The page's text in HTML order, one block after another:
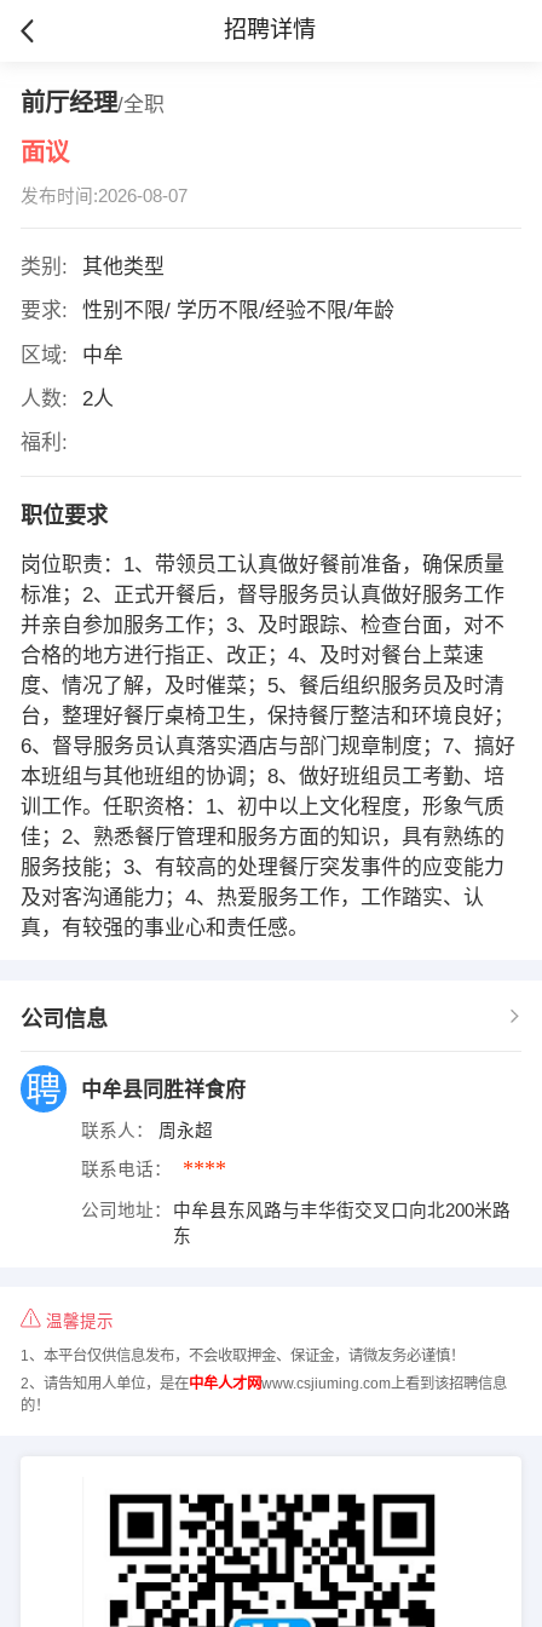
招聘详情
前厅经理/全职
面议
发布时间:2026-08-07
类别:
其他类型
要求:
性别不限/ 学历不限/经验不限/年龄
区域:
中牟
人数:
2人
福利:
职位要求
岗位职责：1、带领员工认真做好餐前准备，确保质量
标准；2、正式开餐后，督导服务员认真做好服务工作
并亲自参加服务工作；3、及时跟踪、检查台面，对不
合格的地方进行指正、改正；4、及时对餐台上菜速
度、情况了解，及时催菜；5、餐后组织服务员及时清
台，整理好餐厅桌椅卫生，保持餐厅整洁和环境良好；
6、督导服务员认真落实酒店与部门规章制度；7、搞好
本班组与其他班组的协调；8、做好班组员工考勤、培
训工作。任职资格：1、初中以上文化程度，形象气质
佳；2、熟悉餐厅管理和服务方面的知识，具有熟练的
服务技能；3、有较高的处理餐厅突发事件的应变能力
及对客沟通能力；4、热爱服务工作，工作踏实、认
真，有较强的事业心和责任感。
公司信息
中牟县同胜祥食府
联系人： 周永超
联系电话： ****
公司地址：
中牟县东风路与丰华街交叉口向北200米路
东
温馨提示
1、本平台仅供信息发布，不会收取押金、保证金，请微友务必谨慎！
2、请告知用人单位，是在中牟人才网www.csjiuming.com上看到该招聘信息
的！